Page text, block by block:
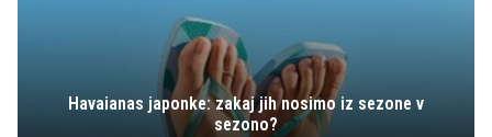
Havaianas japonke: zakaj jih nosimo iz sezone v
sezono?